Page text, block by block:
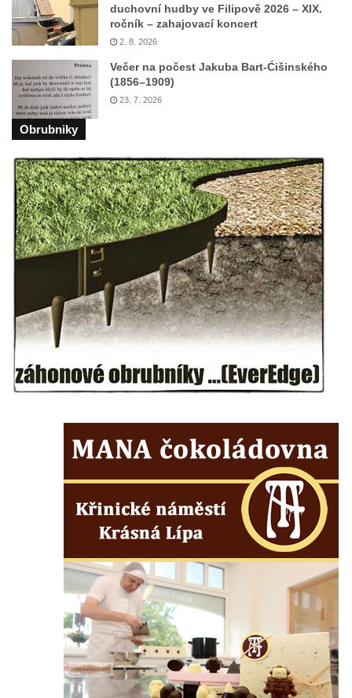
duchovní hudby ve Filipově 2026 – XIX.
ročník – zahajovací koncert
2. 8. 2026
Večer na počest Jakuba Bart-Ćišinského
(1856–1909)
23. 7. 2026
Obrubniky